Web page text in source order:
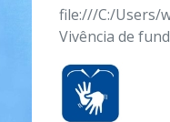
file:///C:/Users/
Vivência de